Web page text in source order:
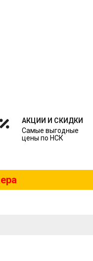
АКЦИИ И СКИДКИ
Самые выгодные
цены по НСК